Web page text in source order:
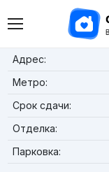
Адрес:
Метро:
Срок сдачи:
Отделка:
Парковка: